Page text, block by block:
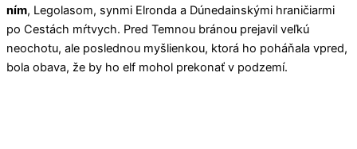
ním, Legolasom, synmi Elronda a Dúnedainskými hraničiarmi
po Cestách mŕtvych. Pred Temnou bránou prejavil veľkú
neochotu, ale poslednou myšlienkou, ktorá ho poháňala vpred,
bola obava, že by ho elf mohol prekonať v podzemí.